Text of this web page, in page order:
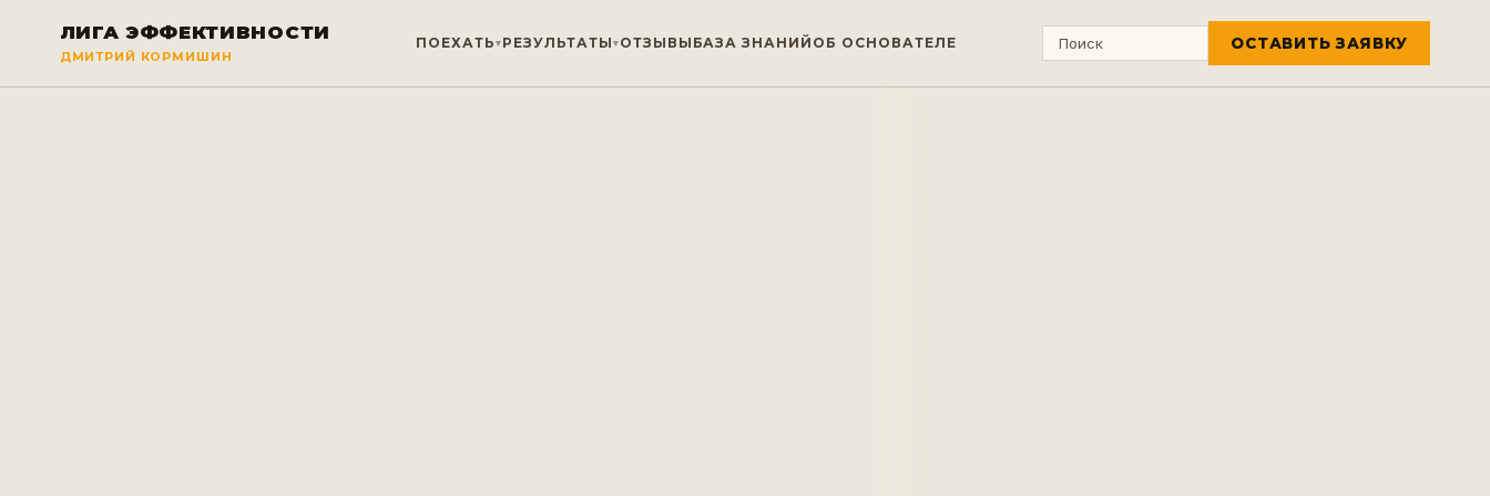
ЛИГА ЭФФЕКТИВНОСТИ
ДМИТРИЙ КОРМИШИН
ПОЕХАТЬ РЕЗУЛЬТАТЫ ОТЗЫВЫ БАЗА ЗНАНИЙ ОБ ОСНОВАТЕЛЕ ОСТАВИТЬ ЗАЯВКУ